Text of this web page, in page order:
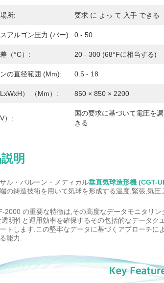
所: 要求 に よっ て 入手 できる
アルゴン圧力 (バー): 0 - 50
（°C）: 20 - 300 (68°Fに相当する)
の直径範囲 (mm): 0.5 - 18
） （mm）: 850 × 850 × 2200
）:
国の要求に基づいて電圧を
きる
明
ル・バルーン・メディカル垂直気球造形機 (CGT-
の鋳造技術を用いて気球を形成する温度,緊張,気
2000 の重要な特徴は,その高度なデータモニタリ
明性と運用効率を確保するその包括的なデータ
トします.この堅牢なデータに基づくアプローチ
能力.